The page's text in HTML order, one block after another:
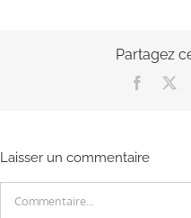
Partagez
Laisser un commentaire